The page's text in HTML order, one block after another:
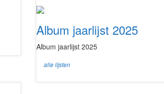
Album jaarlijst 2025
Album jaarlijst 2025
alle lijsten